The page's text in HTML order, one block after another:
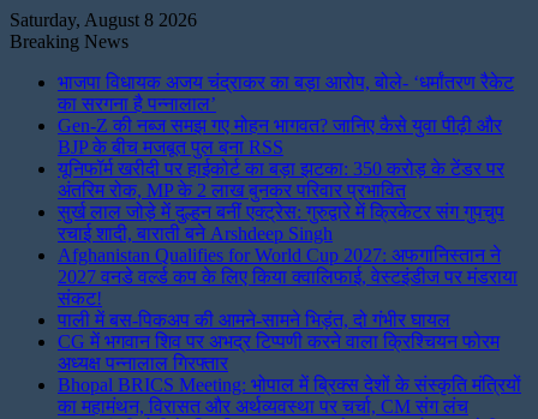
Saturday, August 8 2026
Breaking News
भाजपा विधायक अजय चंद्राकर का बड़ा आरोप, बोले- ‘धर्मांतरण रैकेट
का सरगना है पन्नालाल’
Gen-Z की नब्ज समझ गए मोहन भागवत? जानिए कैसे युवा पीढ़ी और
BJP के बीच मजबूत पुल बना RSS
यूनिफॉर्म खरीदी पर हाईकोर्ट का बड़ा झटका: 350 करोड़ के टेंडर पर
अंतरिम रोक, MP के 2 लाख बुनकर परिवार प्रभावित
सुर्ख लाल जोड़े में दुल्हन बनीं एक्ट्रेस: गुरुद्वारे में क्रिकेटर संग गुपचुप
रचाई शादी, बाराती बने Arshdeep Singh
Afghanistan Qualifies for World Cup 2027: अफगानिस्तान ने
2027 वनडे वर्ल्ड कप के लिए किया क्वालिफाई, वेस्टइंडीज पर मंडराया
संकट!
पाली में बस-पिकअप की आमने-सामने भिड़ंत, दो गंभीर घायल
CG में भगवान शिव पर अभद्र टिप्पणी करने वाला क्रिश्चियन फोरम
अध्यक्ष पन्नालाल गिरफ्तार
Bhopal BRICS Meeting: भोपाल में ब्रिक्स देशों के संस्कृति मंत्रियों
का महामंथन, विरासत और अर्थव्यवस्था पर चर्चा, CM संग लंच